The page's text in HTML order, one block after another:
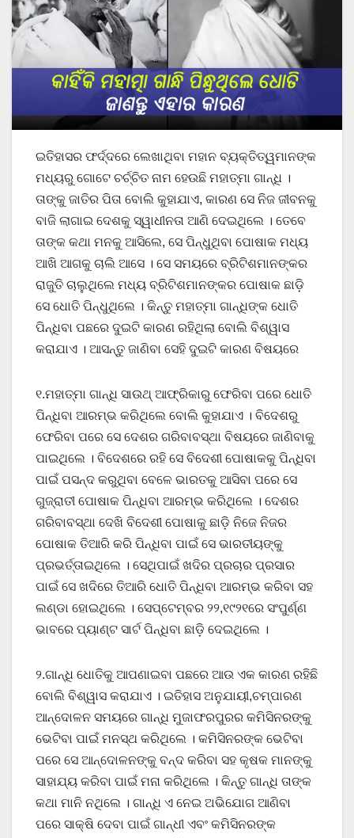
ଇତିହାସର ଫର୍ଦ୍ଦରେ ଲେଖାଥିବା ମହାନ ବ୍ୟକ୍ତିତ୍ୱମାନଙ୍କ
ମଧ୍ୟରୁ ଗୋଟେ ଚର୍ଚ୍ଚିତ ନାମ ହେଉଛି ମହାତ୍ମା ଗାନ୍ଧି ।
ତାଙ୍କୁ ଜାତିର ପିତା ବୋଲି କୁହାଯାଏ, କାରଣ ସେ ନିଜ ଜୀବନକୁ
ବାଜି ଲାଗାଇ ଦେଶକୁ ସ୍ୱାଧୀନତା ଆଣି ଦେଇଥିଲେ । ତେବେ
ତାଙ୍କ କଥା ମନକୁ ଆସିଲେ, ସେ ପିନ୍ଧୁଥିବା ପୋଷାକ ମଧ୍ୟ
ଆଖି ଆଗକୁ ଚାଲି ଆସେ । ସେ ସମୟରେ ବ୍ରିଟିଶମାନଙ୍କର
ରାଜୁତି ଚାଲୁଥିଲେ ମଧ୍ୟ ବ୍ରିଟିଶମାନଙ୍କର ପୋଷାକ ଛାଡ଼ି
ସେ ଧୋତି ପିନ୍ଧୁଥିଲେ । କିନ୍ତୁ ମହାତ୍ମା ଗାନ୍ଧିଙ୍କ ଧୋତି
ପିନ୍ଧିବା ପଛରେ ଦୁଇଟି କାରଣ ରହିଥିଲା ବୋଲି ବିଶ୍ୱାସ
କରାଯାଏ । ଆସନ୍ତୁ ଜାଣିବା ସେହି ଦୁଇଟି କାରଣ ବିଷୟରେ
୧.ମହାତ୍ମା ଗାନ୍ଧି ସାଉଥ୍‌ ଆଫ୍ରିକାରୁ ଫେରିବା ପରେ ଧୋତି
ପିନ୍ଧିବା ଆରମ୍ଭ କରିଥିଲେ ବୋଲି କୁହାଯାଏ । ବିଦେଶରୁ
ଫେରିବା ପରେ ସେ ଦେଶର ଗରିବାବସ୍ଥା ବିଷୟରେ ଜାଣିବାକୁ
ପାଇଥିଲେ । ବିଦେଶରେ ରହି ସେ ବିଦେଶୀ ପୋଷାକକୁ ପିନ୍ଧିବା
ପାଇଁ ପସନ୍ଦ କରୁଥିବା ବେଳେ ଭାରତକୁ ଆସିବା ପରେ ସେ
ଗୁଜ୍‌ରାତୀ ପୋଷାକ ପିନ୍ଧିବା ଆରମ୍ଭ କରିଥିଲେ । ଦେଶର
ଗରିବାବସ୍ଥା ଦେଖି ବିଦେଶୀ ପୋଷାକୁ ଛାଡ଼ି ନିଜେ ନିଜର
ପୋଷାକ ତିଆରି କରି ପିନ୍ଧିବା ପାଇଁ ସେ ଭାରତୀୟଙ୍କୁ
ପ୍ରଭର୍ତ୍ତାଇଥିଲେ । ସେଥିପାଇଁ ଖଦିର ପ୍ରଚାର ପ୍ରସାର
ପାଇଁ ସେ ଖଦିରେ ତିଆରି ଧୋତି ପିନ୍ଧିବା ଆରମ୍ଭ କରିବା ସହ
ଲଣ୍ଡା ହୋଇଥିଲେ । ସେପ୍ଟେମ୍ବର ୨୨,୧୯୨୧ରେ ସଂପୁର୍ଣ୍ଣ
ଭାବରେ ପ୍ୟାଣ୍ଟ ସାର୍ଟ ପିନ୍ଧିବା ଛାଡ଼ି ଦେଇଥିଲେ ।
୨.ଗାନ୍ଧି ଧୋତିକୁ ଆପଣାଇବା ପଛରେ ଆଉ ଏକ କାରଣ ରହିଛି
ବୋଲି ବିଶ୍ୱାସ କରାଯାଏ । ଇତିହାସ ଅନୁଯାୟୀ,ଚମ୍ପାରଣ
ଆନ୍ଦୋଳନ ସମୟରେ ଗାନ୍ଧି ମୁଜାଫରପୁରର କମିସିନରଙ୍କୁ
ଭେଟିବା ପାଇଁ ମନସ୍ଥ କରିଥିଲେ । କମିସିନରଙ୍କ ଭେଟିବା
ପରେ ସେ ଆନ୍ଦୋଳନଙ୍କୁ ବନ୍ଦ କରିବା ସହ କୃଷକ ମାନଙ୍କୁ
ସାହାଯ୍ୟ କରିବା ପାଇଁ ମନା କରିଥିଲେ । କିନ୍ତୁ ଗାନ୍ଧି ତାଙ୍କ
କଥା ମାନି ନଥିଲେ । ଗାନ୍ଧି ଏ ନେଇ ଅଭିଯୋଗ ଆଣିବା
ପରେ ସାକ୍ଷି ଦେବା ପାଇଁ ଗାନ୍ଧୀ ଏବଂ କମିସିନରଙ୍କ